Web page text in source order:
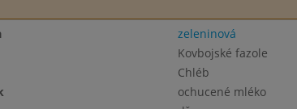
zeleninová
Kovbojské fazole
Chléb
ochucené mléko